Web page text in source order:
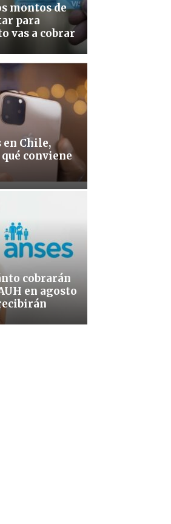
montos de
para
vas a cobrar
en Chile,
conviene
cobrarán
en agosto